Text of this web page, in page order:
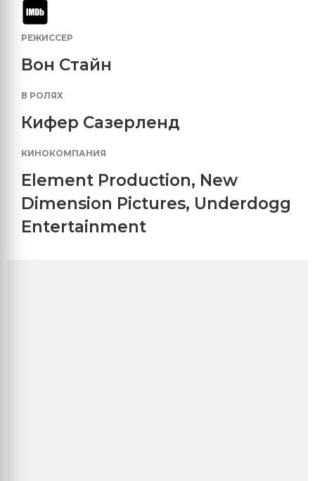
РЕЖИССЕР
Вон Стайн
В РОЛЯХ
Кифер Сазерленд
КИНОКОМПАНИЯ
Element Production, New
Dimension Pictures, Underdogg
Entertainment